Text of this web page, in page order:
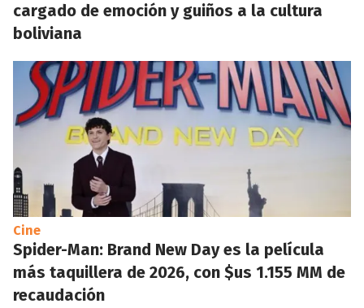
cargado de emoción y guiños a la cultura
boliviana
Cine
Spider-Man: Brand New Day es la película
más taquillera de 2026, con $us 1.155 MM de
recaudación